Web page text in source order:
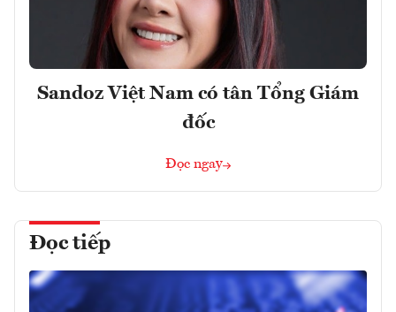
Sandoz Việt Nam có tân Tổng Giám
đốc
Đọc ngay
Đọc tiếp